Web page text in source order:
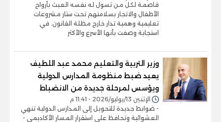
قاصمة لكل من تسول له نفسه العبث بأرواح
الأطفال والاتجار بسلامتهم تحت ستار مشروعات
تعليمية وهمية تدار خارج مظلة القانون. في
استجابة وصفت بأنها الأسرع والأكثر
وزير التربية والتعليم محمد عبد اللطيف
يعيد ضبط منظومة المدارس الدولية
ويؤسس لمرحلة جديدة من الانضباط
الإثنين 13/يوليو/2026 - 11:41 م
- ضوابط جديدة للتحويل إلى المدارس الدولية تنهي
العشوائية وتحافظ على استقرار المسار الأكاديمي -